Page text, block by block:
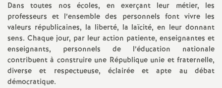
Dans toutes nos écoles, en exerçant leur métier, les
professeurs et l’ensemble des personnels font vivre les
valeurs républicaines, la liberté, la laïcité, en leur donnant
sens. Chaque jour, par leur action patiente, enseignantes et
enseignants, personnels de l’éducation nationale
contribuent à construire une République unie et fraternelle,
diverse et respectueuse, éclairée et apte au débat
démocratique.